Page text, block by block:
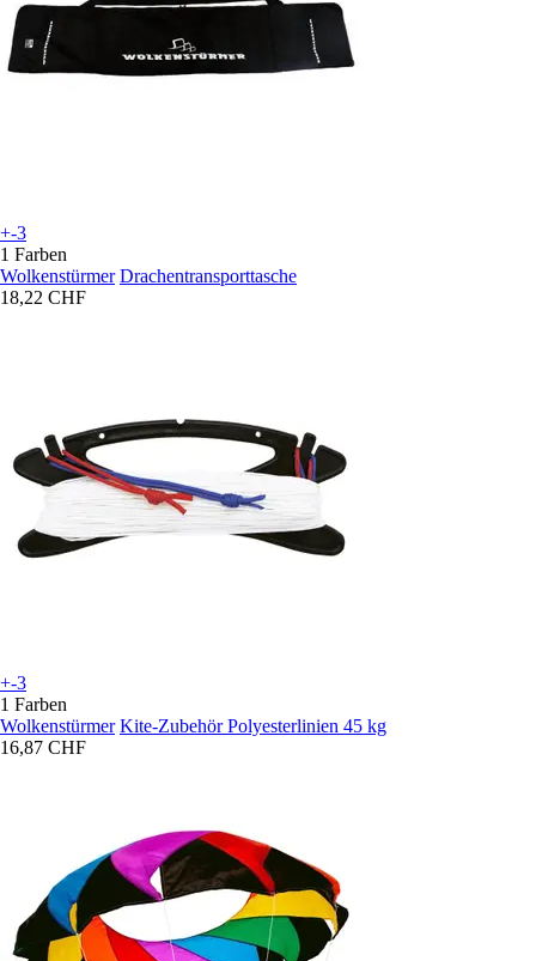
+-3
1 Farben
Wolkenstürmer Drachentransporttasche
18,22 CHF
+-3
1 Farben
Wolkenstürmer Kite-Zubehör Polyesterlinien 45 kg
16,87 CHF